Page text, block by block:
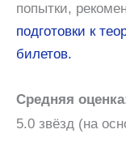
попытки,
подготовки к
билетов.
Средняя
5.0 звёзд (на